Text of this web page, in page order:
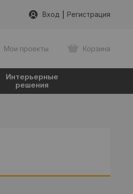
Вход Регистрация
Мои проекты Корзина
Интерьерные
решения